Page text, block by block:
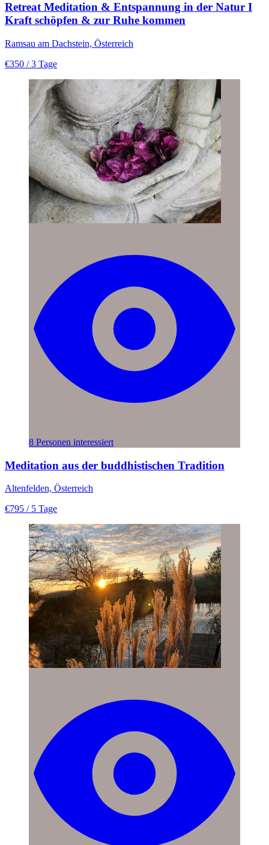
Retreat Meditation & Entspannung in der Natur I
Kraft schöpfen & zur Ruhe kommen
Ramsau am Dachstein, Österreich
€350 / 3 Tage
8 Personen interessiert
Meditation aus der buddhistischen Tradition
Altenfelden, Österreich
€795 / 5 Tage